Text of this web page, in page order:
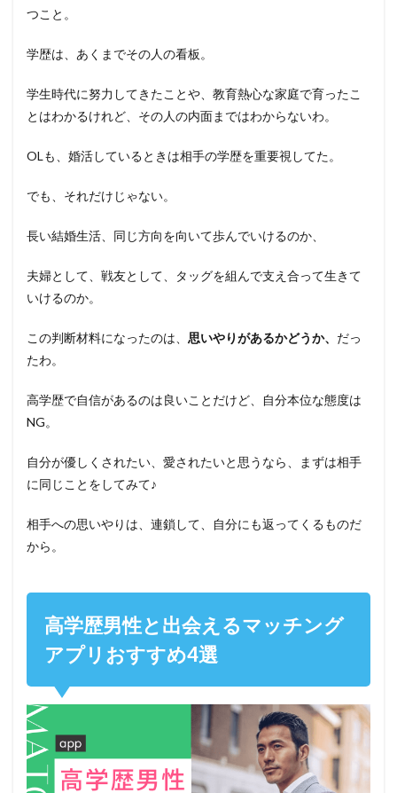
つこと。
学歴は、あくまでその人の看板。
学生時代に努力してきたことや、教育熱心な家庭で育ったこ
とはわかるけれど、その人の内面まではわからないわ。
OLも、婚活しているときは相手の学歴を重要視してた。
でも、それだけじゃない。
長い結婚生活、同じ方向を向いて歩んでいけるのか、
夫婦として、戦友として、タッグを組んで支え合って生きて
いけるのか。
この判断材料になったのは、 思いやりがあるかどうか、 だっ
たわ。
高学歴で自信があるのは良いことだけど、自分本位な態度は
NG。
自分が優しくされたい、愛されたいと思うなら、まずは相手
に同じことをしてみて♪
相手への思いやりは、連鎖して、自分にも返ってくるものだ
から。
高学歴男性と出会えるマッチング
アプリおすすめ4選